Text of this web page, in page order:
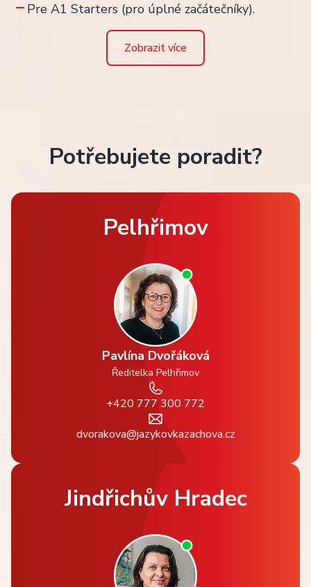
Pre A1 Starters (pro úplné začátečníky).
Zobrazit více
Potřebujete poradit?
Pelhřimov
Pavlína Dvořáková
Ředitelka Pelhřimov
+420 777 300 772
dvorakova@jazykovkazachova.cz
Jindřichův Hradec